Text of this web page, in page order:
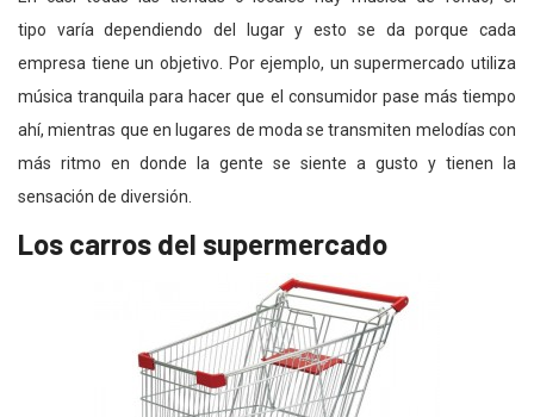
tipo varía dependiendo del lugar y esto se da porque cada
empresa tiene un objetivo. Por ejemplo, un supermercado utiliza
música tranquila para hacer que el consumidor pase más tiempo
ahí, mientras que en lugares de moda se transmiten melodías con
más ritmo en donde la gente se siente a gusto y tienen la
sensación de diversión.
Los carros del supermercado